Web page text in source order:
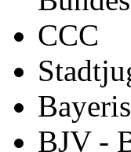
CCC
BJV -